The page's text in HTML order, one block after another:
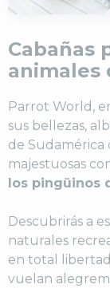
Cabañas
animales
Parrot World,
sus bellezas,
de Sudamérica
majestuosas
los pingüinos
Descubrirás a
naturales
en total libertad
vuelan